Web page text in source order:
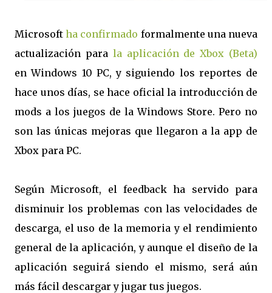
Microsoftha confirmado formalmente una nueva
actualización para la aplicación de Xbox (Beta)
en Windows 10 PC, y siguiendo los reportes de
hace unos días, se hace oficial la introducción de
mods a los juegos de la Windows Store. Pero no
son las únicas mejoras que llegaron a la app de
Xbox para PC.
Según Microsoft, el feedback ha servido para
disminuir los problemas con las velocidades de
descarga, el uso de la memoria y el rendimiento
general de la aplicación, y aunque el diseño de la
aplicación seguirá siendo el mismo, será aún
más fácil descargar y jugar tus juegos.